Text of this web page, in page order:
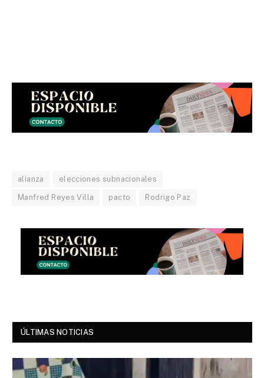
alianza elecciones subnacionales
Manfred Reyes Villa pacto Rodrigo Paz
ÚLTIMAS NOTICIAS